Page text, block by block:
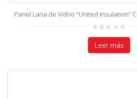
Panel Lana de Vidrio “United Insulation”
0
out
5
Leer más